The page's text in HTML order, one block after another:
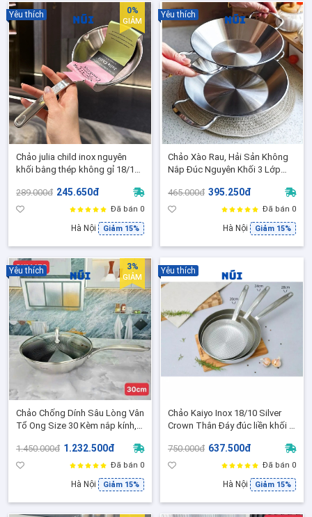
Chảo julia child inox nguyên
khối bằng thép không gỉ 18/10,
289.000đ 245.650đ
Đã bán 0
Hà Nội Giảm 15%
Yêu thích 0%
GIẢM
Chảo Xào Rau, Hải Sản Không
Nắp Đúc Nguyên Khối 3 Lớp
Size 20,24cm
465.000đ 395.250đ
Đã bán 0
Hà Nội Giảm 15%
Yêu thích
Chảo Chống Dính Sâu Lòng Vân
Tổ Ong Size 30 Kèm nắp kính,
18/10 - CKM470
1.450.000đ 1.232.500đ
Đã bán 0
Hà Nội Giảm 15%
Yêu thích 3%
GIẢM
Chảo Kaiyo Inox 18/10 Silver
Crown Thân Đáy đúc liền khối 3
Chảo rán xào (Mẫu mới)
750.000đ 637.500đ
Đã bán 0
Hà Nội Giảm 15%
Yêu thích